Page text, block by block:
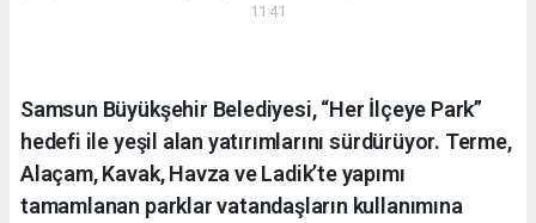
11:41
Samsun Büyükşehir Belediyesi, “Her İlçeye Park”
hedefi ile yeşil alan yatırımlarını sürdürüyor. Terme,
Alaçam, Kavak, Havza ve Ladik’te yapımı
tamamlanan parklar vatandaşların kullanımına